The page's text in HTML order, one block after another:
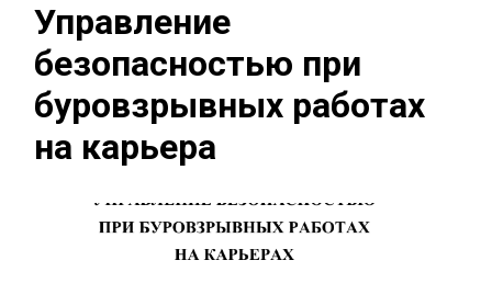
Управление
безопасностью при
буровзрывных работах
на карьера